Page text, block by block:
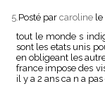
5. Posté par caroline
tout le monde s
sont les etats unis
en obligeant les
france impose des
il y a 2 ans ca n a